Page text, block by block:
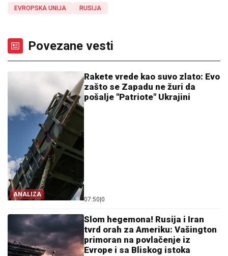
EVROPSKA UNIJA RUSIJA
Povezane vesti
ANALIZA
Rakete vrede kao suvo zlato: Evo
zašto se Zapadu ne žuri da
pošalje "Patriote" Ukrajini
07:50 0
Slom hegemona! Rusija i Iran
tvrd orah za Ameriku: Vašington
primoran na povlačenje iz
Evrope i sa Bliskog istoka